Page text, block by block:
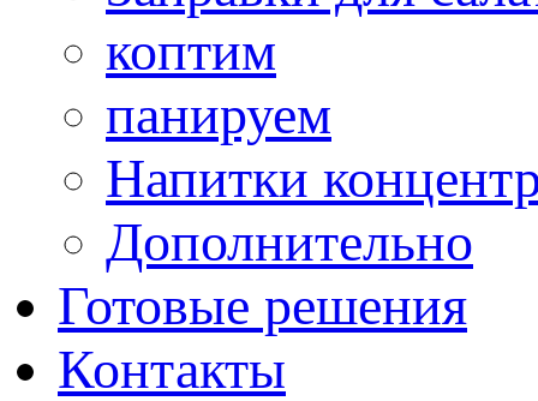
коптим
панируем
Напитки
Дополнительно
Готовые решения
Контакты